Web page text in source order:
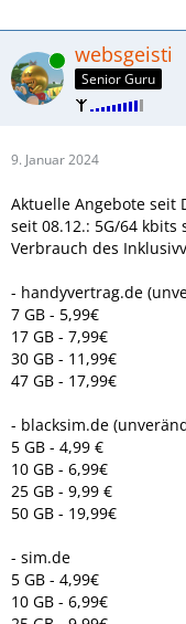
Online websgeisti
Senior Guru
9. Januar 2024
Aktuelle Angebote seit
seit 08.12.: 5G/64
Verbrauch des
- handyvertrag.de
7 GB - 5,99€
17 GB - 7,99€
30 GB - 11,99€
47 GB - 17,99€
- blacksim.de
5 GB - 4,99 €
10 GB - 6,99€
25 GB - 9,99 €
50 GB - 19,99€
- sim.de
5 GB - 4,99€
10 GB - 6,99€